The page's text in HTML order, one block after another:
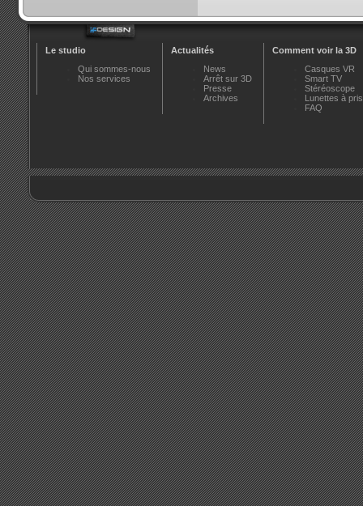
Le studio
Qui sommes-nous
Nos services
Actualités
News
Arrêt sur 3D
Presse
Archives
Comment voir la 3D
Casques VR
Smart TV
Stéréoscope
Lunettes à
FAQ